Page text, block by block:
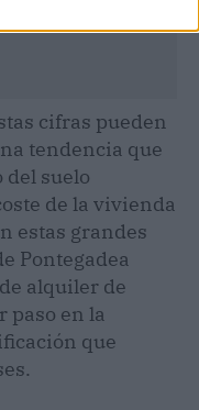
cifras pueden
tendencia que
suelo
de la vivienda
estas grandes
Pontegadea
alquiler de
paso en la
que